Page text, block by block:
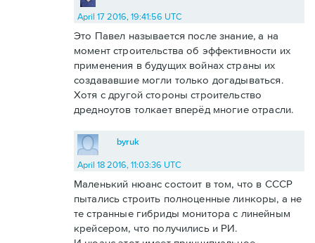
April 17 2016, 19:41:56 UTC
Это Павел называется после знание, а на
момент строительства об эффективности их
применения в будущих войнах страны их
создававшие могли только догадываться.
Хотя с другой стороны строительство
дредноутов толкает вперёд многие отрасли.
byruk
April 18 2016, 11:03:36 UTC
Маленький нюанс состоит в том, что в СССР
пытались строить полноценные линкоры, а не
те странные гибриды монитора с линейным
крейсером, что получились и РИ.